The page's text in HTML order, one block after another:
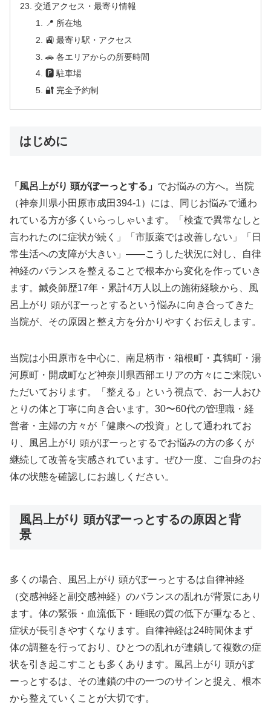
交通アクセス・最寄り情報
📍 所在地
🚉 最寄り駅・アクセス
🚗 各エリアからの所要時間
🅿 駐車場
🔐 完全予約制
はじめに
「風呂上がり 頭がぼーっとする」 でお悩みの方へ。当院
（神奈川県小田原市成田394-1）には、同じお悩みで通わ
れている方が多くいらっしゃいます。「検査で異常なしと
言われたのに症状が続く」「市販薬では改善しない」「日
常生活への支障が大きい」——こうした状況に対し、自律
神経のバランスを整えることで根本から変化を作っていき
ます。鍼灸師歴17年・累計4万人以上の施術経験から、風
呂上がり 頭がぼーっとするという悩みに向き合ってきた
当院が、その原因と整え方を分かりやすくお伝えします。
当院は小田原市を中心に、南足柄市・箱根町・真鶴町・湯
河原町・開成町など神奈川県西部エリアの方々にご来院い
ただいております。「整える」という視点で、お一人おひ
とりの体と丁寧に向き合います。30〜60代の管理職・経
営者・主婦の方々が「健康への投資」として通われてお
り、風呂上がり 頭がぼーっとするでお悩みの方の多くが
継続して改善を実感されています。ぜひ一度、ご自身のお
体の状態を確認しにお越しください。
風呂上がり 頭がぼーっとするの原因と背
景
多くの場合、風呂上がり 頭がぼーっとするは自律神経
（交感神経と副交感神経）のバランスの乱れが背景にあり
ます。体の緊張・血流低下・睡眠の質の低下が重なると、
症状が長引きやすくなります。自律神経は24時間休まず
体の調整を行っており、ひとつの乱れが連鎖して複数の症
状を引き起こすことも多くあります。風呂上がり 頭がぼ
ーっとするは、その連鎖の中の一つのサインと捉え、根本
から整えていくことが大切です。